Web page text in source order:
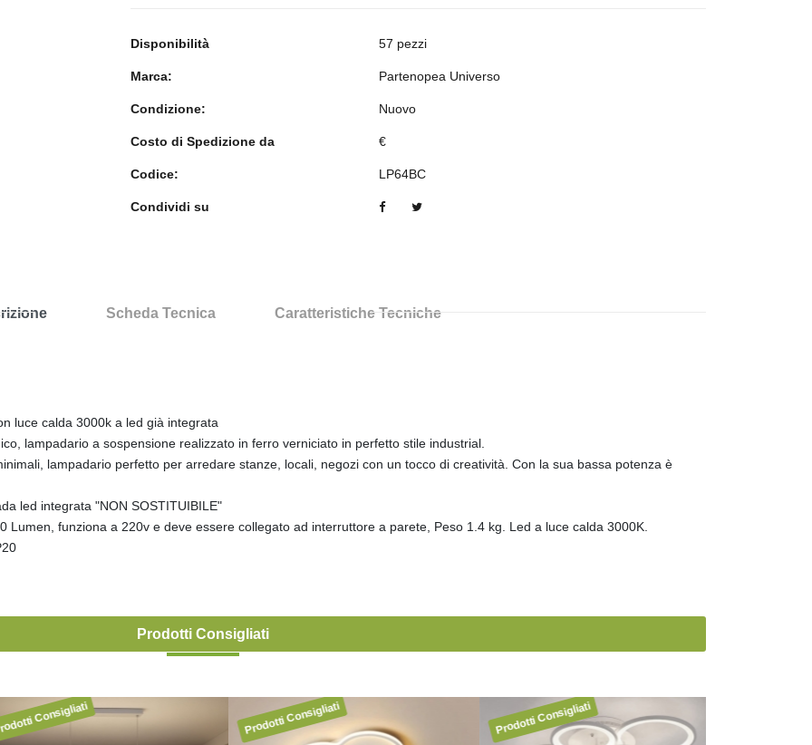
Disponibilità 57 pezzi
Marca: Partenopea Universo
Condizione: Nuovo
Costo di Spedizione da €
Codice: LP64BC
Condividi su
Scheda Tecnica Caratteristiche Tecniche
luce calda 3000k a led già integrata
lampadario a sospensione realizzato in ferro verniciato in perfetto stile industrial.
lampadario perfetto per arredare stanze, locali, negozi con un tocco di creatività. Con la sua bassa potenza è
led integrata "NON SOSTITUIBILE"
Lumen, funziona a 220v e deve essere collegato ad interruttore a parete, Peso 1.4 kg. Led a luce calda 3000K.
Prodotti Consigliati